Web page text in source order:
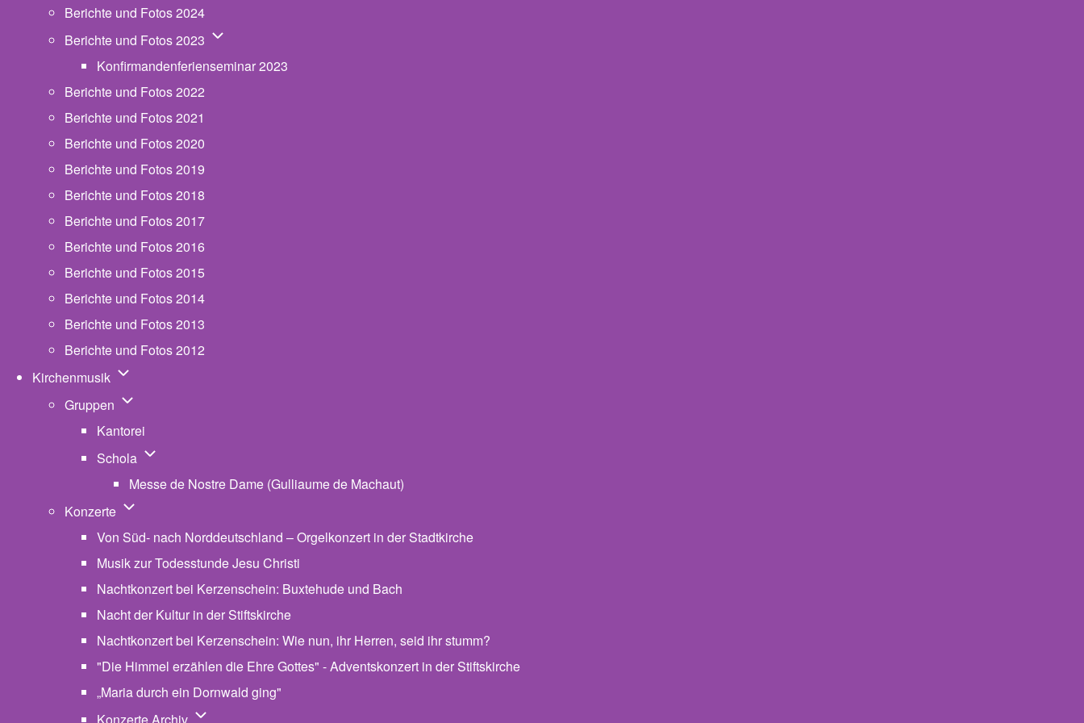
Berichte und Fotos 2024
Berichte und Fotos 2023 Unternavigation von Berichte und Fotos 2023
Konfirmandenferienseminar 2023
Berichte und Fotos 2022
Berichte und Fotos 2021
Berichte und Fotos 2020
Berichte und Fotos 2019
Berichte und Fotos 2018
Berichte und Fotos 2017
Berichte und Fotos 2016
Berichte und Fotos 2015
Berichte und Fotos 2014
Berichte und Fotos 2013
Berichte und Fotos 2012
Kirchenmusik Unternavigation von Kirchenmusik
Gruppen Unternavigation von Gruppen
Kantorei
Schola Unternavigation von Schola
Messe de Nostre Dame (Gulliaume de Machaut)
Konzerte Unternavigation von Konzerte
Von Süd- nach Norddeutschland – Orgelkonzert in der Stadtkirche
Musik zur Todesstunde Jesu Christi
Nachtkonzert bei Kerzenschein: Buxtehude und Bach
Nacht der Kultur in der Stiftskirche
Nachtkonzert bei Kerzenschein: Wie nun, ihr Herren, seid ihr stumm?
"Die Himmel erzählen die Ehre Gottes" - Adventskonzert in der Stiftskirche
„Maria durch ein Dornwald ging"
Unternavigation von Konzerte Archiv